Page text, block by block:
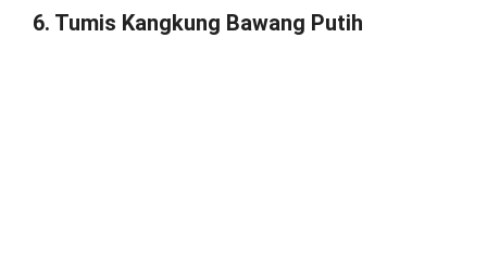
6. Tumis Kangkung Bawang Putih